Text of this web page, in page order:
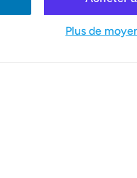
Plus de